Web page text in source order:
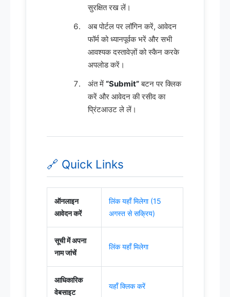
सुरक्षित रख लें।
अब पोर्टल पर लॉगिन करें, आवेदन
फॉर्म को ध्यानपूर्वक भरें और सभी
आवश्यक दस्तावेज़ों को स्कैन करके
अपलोड करें।
अंत में “Submit”बटन पर क्लिक
करें और आवेदन की रसीद का
प्रिंटआउट ले लें।
🔗 Quick Links
ऑनलाइन
आवेदन करें
लिंक यहाँ मिलेगा (15
अगस्त से सक्रिय)
सूची में अपना
नाम जांचें
लिंक यहाँ मिलेगा
आधिकारिक
वेबसाइट
यहाँ क्लिक करें